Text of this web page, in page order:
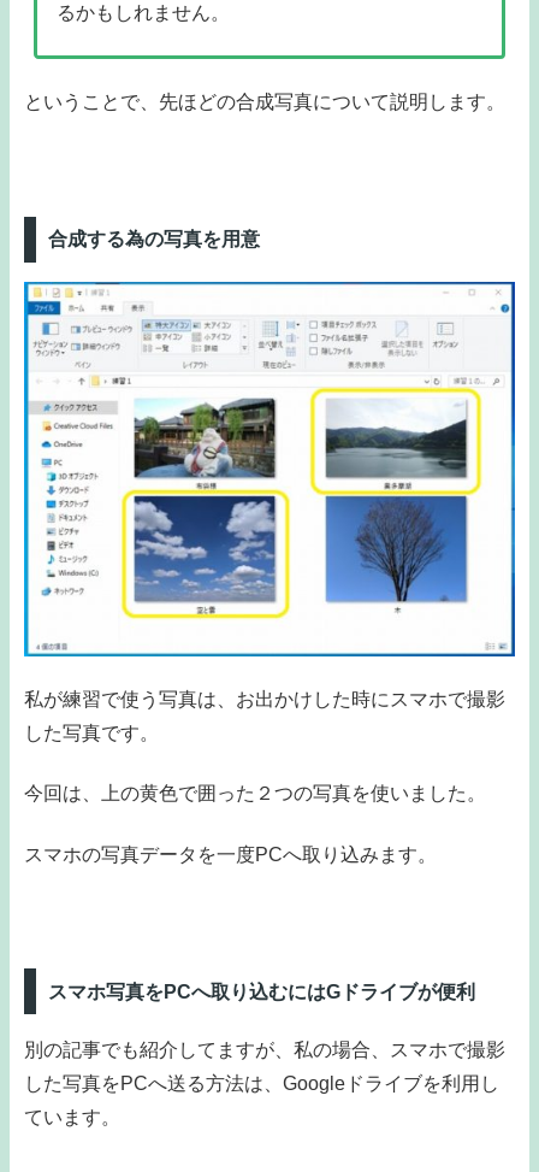
るかもしれません。
ということで、先ほどの合成写真について説明します。
合成する為の写真を用意
私が練習で使う写真は、お出かけした時にスマホで撮影
した写真です。
今回は、上の黄色で囲った２つの写真を使いました。
スマホの写真データを一度PCへ取り込みます。
スマホ写真をPCへ取り込むにはGドライブが便利
別の記事でも紹介してますが、私の場合、スマホで撮影
した写真をPCへ送る方法は、Googleドライブを利用し
ています。